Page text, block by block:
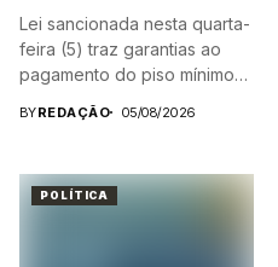
Lei sancionada nesta quarta-
feira (5) traz garantias ao
pagamento do piso mínimo
BYREDAÇÃO 05/08/2026
POLÍTICA